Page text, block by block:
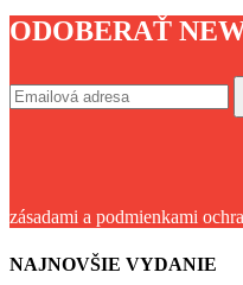
ODOBERAŤ
zásadami a podmienkami
NAJNOVŠIE VYDANIE